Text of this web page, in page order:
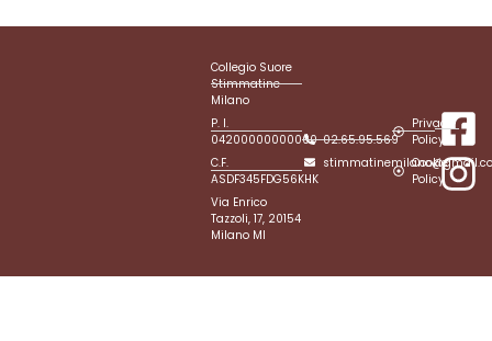
Collegio Suore
Stimmatine
Milano
P. I.
04200000000000
C.F.
ASDF345FDG56KHK
Via Enrico
Tazzoli, 17, 20154
Milano MI
02.65.95.569
Privacy
Policy
Cookie
Policy